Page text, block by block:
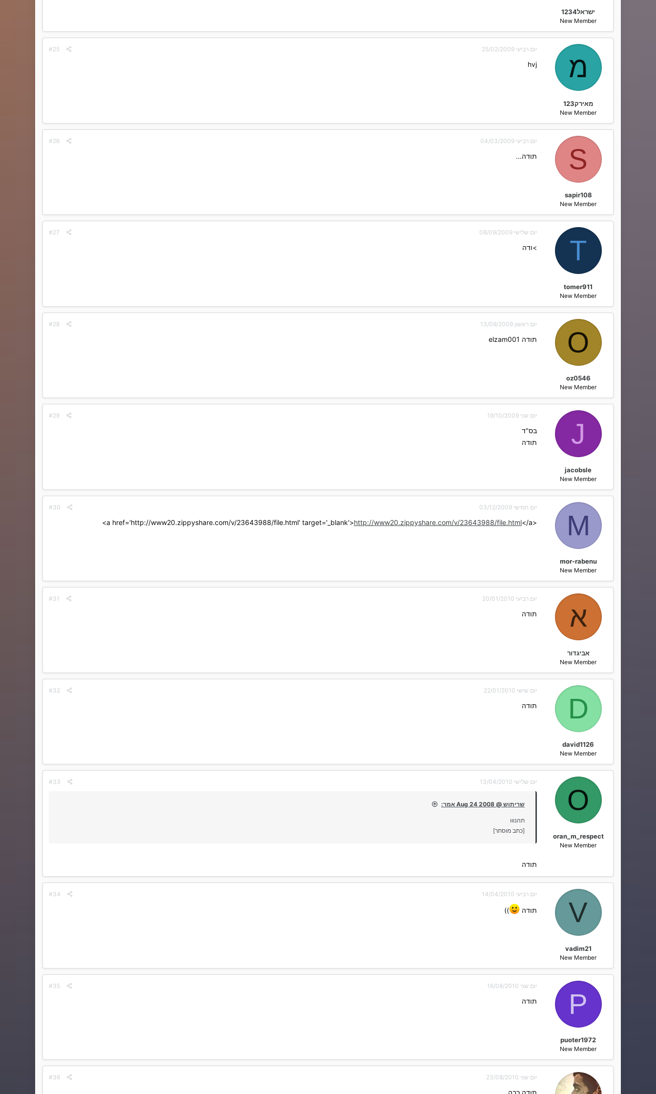
ישראל1234
New Member
מ
מאירק123
New Member
יום רביעי 25/02/2009 #25
hvj
S
sapir108
New Member
יום רביעי 04/03/2009 #26
תודה...
T
tomer911
New Member
יום שלישי 08/09/2009 #27
>ודה
O
oz0546
New Member
יום ראשון 13/09/2009 #28
תודה elzam001
J
jacobsle
New Member
יום שני 19/10/2009 #29
בס"ד
תודה
M
mor-rabenu
New Member
יום חמישי 03/12/2009 #30
<a href='http://www20.zippyshare.com/v/23643988/file.html' target='_blank'>
http://www20.zippyshare.com/v/23643988/file.html</a>
א
אביגדור
New Member
יום רביעי 20/01/2010 #31
תודה
D
david1126
New Member
יום שישי 22/01/2010 #32
תודה
O
oran_m_respect
New Member
יום שלישי 13/04/2010 #33
שריתוש @ Aug 24 2008 אמר:
תהנווו
[כתב מוסתר]
תודה
V
vadim21
New Member
יום רביעי 14/04/2010 #34
תודה ))
P
puoter1972
New Member
יום שני 16/08/2010 #35
תודה
יום שני 23/08/2010 #36
תודה רבה